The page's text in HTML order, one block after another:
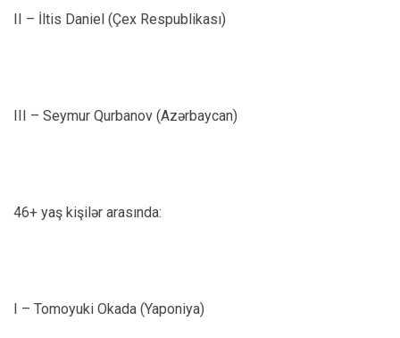
II – İltis Daniel (Çex Respublikası)
III – Seymur Qurbanov (Azərbaycan)
46+ yaş kişilər arasında:
I – Tomoyuki Okada (Yaponiya)